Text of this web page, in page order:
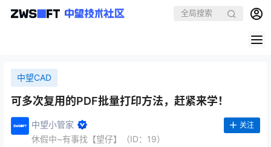
中望CAD
可多次复用的PDF批量打印方法，赶紧来学！
中望小管家
休假中~有事找【望仔】（ID：19）
关注